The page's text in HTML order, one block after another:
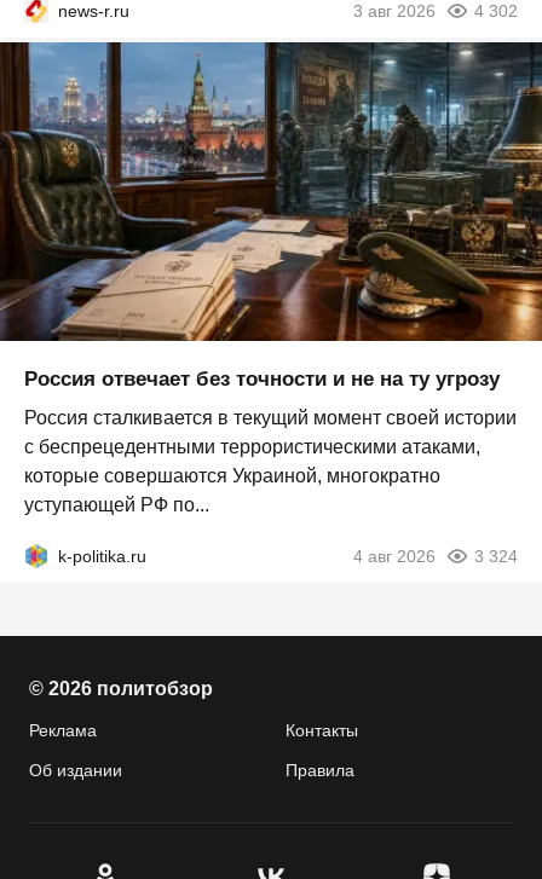
news-r.ru 3 авг 2026 4 302
Россия отвечает без точности и не на ту угрозу
Россия сталкивается в текущий момент своей истории
с беспрецедентными террористическими атаками,
которые совершаются Украиной, многократно
уступающей РФ по...
k-politika.ru 4 авг 2026 3 324
© 2026 политобзор
Реклама Контакты
Об издании Правила